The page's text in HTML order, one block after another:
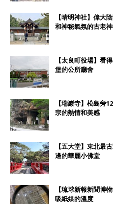
【晴明神社】偉大
和神秘氣氛的古老
【太良町役場】看
堡的公所廳舍
【瑞巖寺】松島旁
宗的熱情和美感
【五大堂】東北最
邊的華麗小佛堂
【琉球新報新聞博
吸紙媒的溫度